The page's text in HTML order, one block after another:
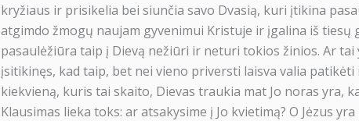
kryžiaus ir prisikelia bei siunčia savo Dvasią, kuri įtikina
atgimdo žmogų naujam gyvenimui Kristuje ir įgalina iš tiesų
pasaulėžiūra taip į Dievą nežiūri ir neturi tokios žinios. Ar tai
įsitikinęs, kad taip, bet nei vieno priversti laisva valia patikėti
kiekvieną, kuris tai skaito, Dievas traukia mat Jo noras yra,
Klausimas lieka toks: ar atsakysime į Jo kvietimą? O Jėzus yra